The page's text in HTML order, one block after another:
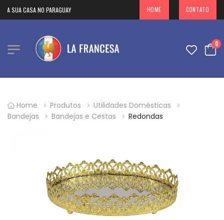
SUA CASA NO PARAGUAY HOME CONTATO
0
Home Produtos
Utilidades Domésticas
Bandejas
Bandejas e Cestas Redondas